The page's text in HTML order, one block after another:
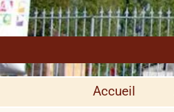
Accueil